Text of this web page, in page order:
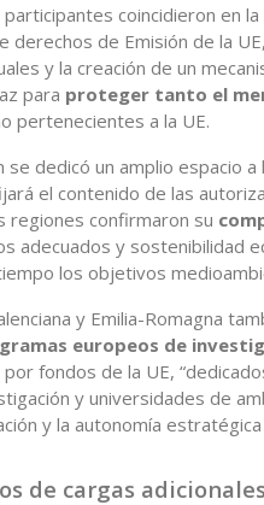
coincidieron en
derechos de Emisión de la
y la creación de un
para proteger tanto el
pertenecientes a la UE.
dedicó un amplio espacio a
el contenido de las
regiones confirmaron su
adecuados y sostenibilidad
los objetivos
y Emilia-Romagna
europeos de
fondos de la UE,
y universidades de
y la autonomía
de cargas adicionales